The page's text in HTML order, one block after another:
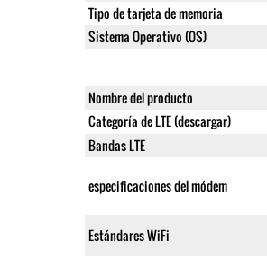
Tipo de tarjeta de memoria
Sistema Operativo (OS)
Nombre del producto
Categoría de LTE (descargar)
Bandas LTE
especificaciones del módem
Estándares WiFi